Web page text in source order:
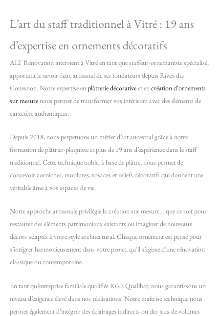
L’art du staff traditionnel à Vitré : 19 ans
d’expertise en ornements décoratifs
ALT Rénovation intervient à Vitré en tant que staffeur-ornemaniste spécialisé,
apportant le savoir-faire artisanal de ses fondateurs depuis Rives-du-
Couesnon. Notre expertise en plâtrerie décorativeet en création d'ornements
sur mesure nous permet de transformer vos intérieurs avec des éléments de
caractère authentiques.
Depuis 2018, nous perpétuons un métier d’art ancestral grâce à notre
formation de plâtrier-plaquiste et plus de 19 ans d’expérience dans le staff
traditionnel. Cette technique noble, à base de plâtre, nous permet de
concevoir corniches, moulures, rosaces et reliefs décoratifs qui donnent une
véritable âme à vos espaces de vie.
Notre approche artisanale privilégie la création sur mesure… que ce soit pour
restaurer des éléments patrimoniaux existants ou imaginer de nouveaux
décors adaptés à votre style architectural. Chaque ornement est pensé pour
s’intégrer harmonieusement dans votre projet, qu’il s’agisse d’une rénovation
classique ou contemporaine.
En tant qu’entreprise familiale qualifiée RGE Qualibat, nous garantissons un
niveau d’exigence élevé dans nos réalisations. Notre maîtrise technique nous
permet également d’intégrer des éclairages indirects ou des jeux de volumes